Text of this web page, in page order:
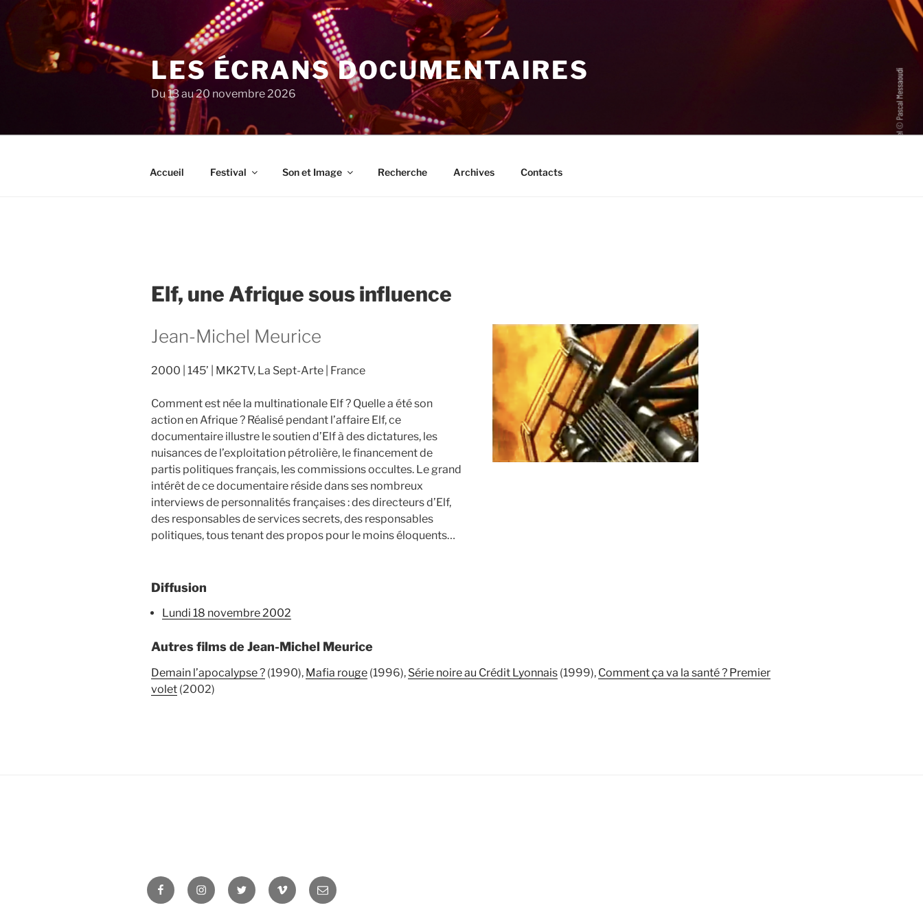
au
contenu
principal
LES ÉCRANS DOCUMENTAIRES
Du 13 au 20 novembre 2026
Accueil Festival Son et Image Recherche Archives Contacts
Elf, une Afrique sous influence
Jean-Michel Meurice
2000 145’ MK2TV, La Sept-Arte France
Comment est née la multinationale Elf ? Quelle a été son
action en Afrique ? Réalisé pendant l’affaire Elf, ce
documentaire illustre le soutien d’Elf à des dictatures, les
nuisances de l’exploitation pétrolière, le financement de
partis politiques français, les commissions occultes. Le grand
intérêt de ce documentaire réside dans ses nombreux
interviews de personnalités françaises : des directeurs d’Elf,
des responsables de services secrets, des responsables
politiques, tous tenant des propos pour le moins éloquents…
Diffusion
lundi 18 novembre 2002
Autres films de Jean-Michel Meurice
Demain l’apocalypse ? (1990), Mafia rouge (1996), Série noire au Crédit Lyonnais (1999), Comment ça va la santé ? Premier
volet (2002)
FacebookInstagramTwitter Vimeo Newsletter